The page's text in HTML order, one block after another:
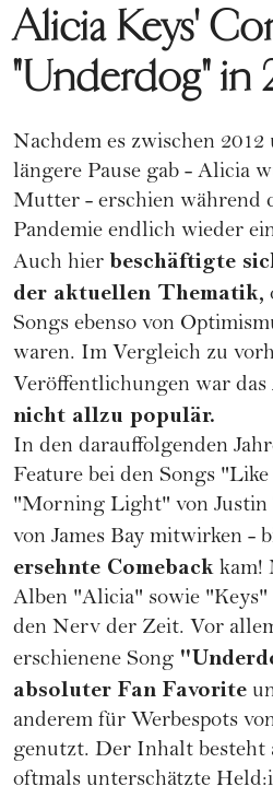
Alicia Keys'
"Underdog" in
Nachdem es zwischen
längere Pause gab - Alicia
Mutter - erschien während
Pandemie endlich wieder
Auch hier beschäftigte
der aktuellen Thematik,
Songs ebenso von
waren. Im Vergleich zu
Veröffentlichungen war das
nicht allzu populär.
In den darauffolgenden
Feature bei den Songs
"Morning Light" von Justin
von James Bay mitwirken -
ersehnte Comeback kam!
Alben "Alicia" sowie
den Nerv der Zeit. Vor
erschienene Song
absoluter Fan Favorite
anderem für Werbespots
genutzt. Der Inhalt besteht
oftmals unterschätzte